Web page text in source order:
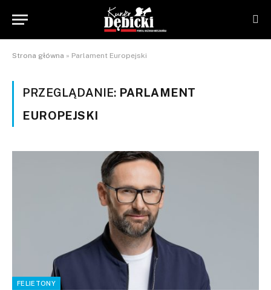
Strona główna » Parlament Europejski
PRZEGLĄDANIE: PARLAMENT
EUROPEJSKI
FELIETONY